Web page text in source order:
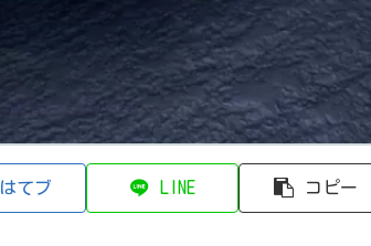
はてブ LINE コピー